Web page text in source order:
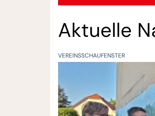
Aktuelle
VEREINSSCHAUFENSTER